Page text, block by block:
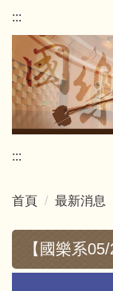
跳
主
要
內
容
區
:::
:::
首頁 最新消息
【國樂系